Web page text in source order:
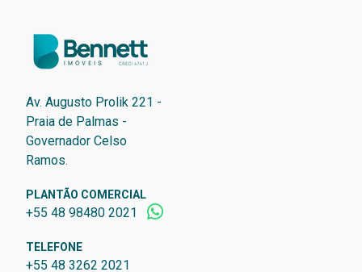
Av. Augusto Prolik 221 -
Praia de Palmas -
Governador Celso
Ramos.
PLANTÃO COMERCIAL
+55 48 98480 2021
TELEFONE
+55 48 3262 2021